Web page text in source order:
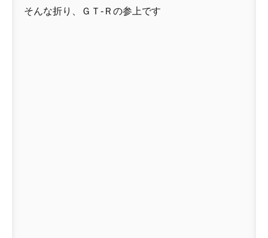
そんな折り、ＧＴ-Ｒの参上です